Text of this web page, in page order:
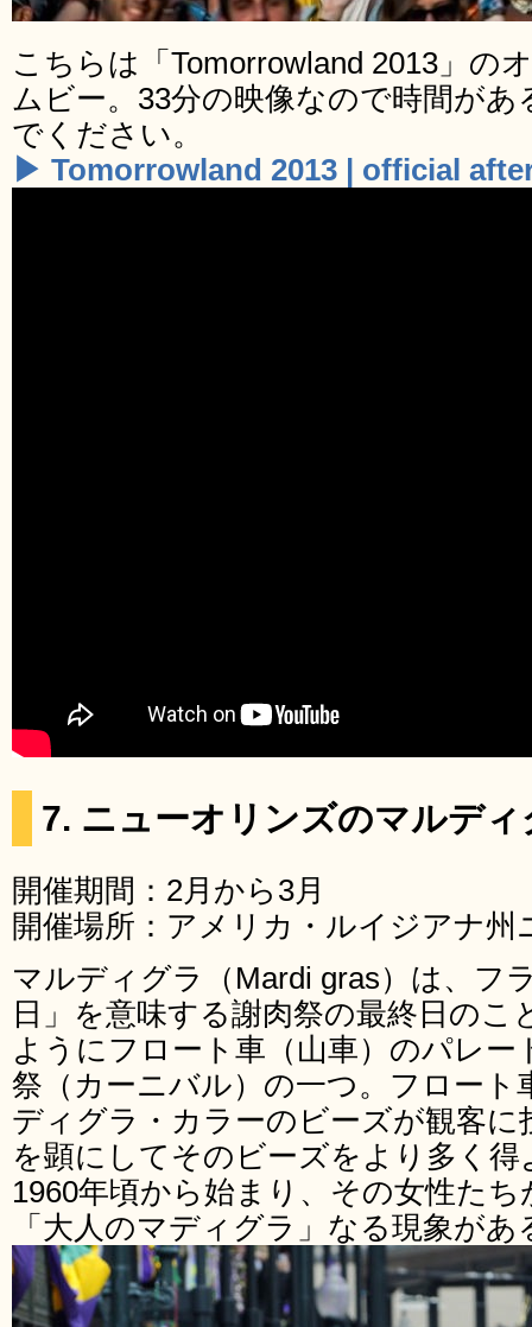
こちらは「Tomorrowland 2013」の
ムビー。33分の映像なので時間が
でください。
▶ Tomorrowland 2013 | official
7. ニューオリンズのマルデ
開催期間：2月から3月
開催場所：アメリカ・ルイジアナ州
マルディグラ（Mardi gras）は、フ
日」を意味する謝肉祭の最終日の
ようにフロート車（山車）のパレー
祭（カーニバル）の一つ。フロート
ディグラ・カラーのビーズが観客に
を顕にしてそのビーズをより多く
1960年頃から始まり、その女性た
「大人のマディグラ」なる現象があ